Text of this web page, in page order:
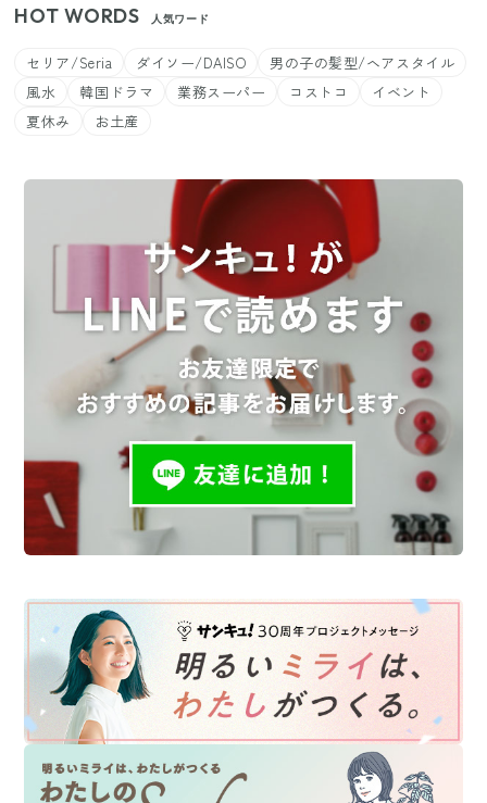
HOT WORDS 人気ワード
セリア/Seria ダイソー/DAISO
男の子の髪型/ヘアスタイル
風水
韓国ドラマ 業務スーパー コストコ
イベント
夏休み
お土産